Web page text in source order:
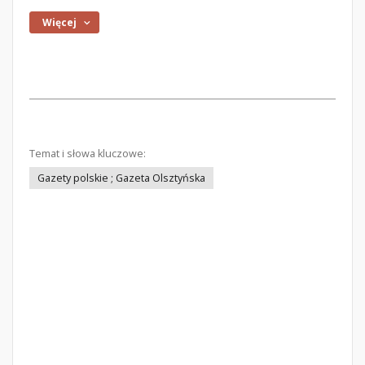
Więcej
Temat i słowa kluczowe:
Gazety polskie ; Gazeta Olsztyńska